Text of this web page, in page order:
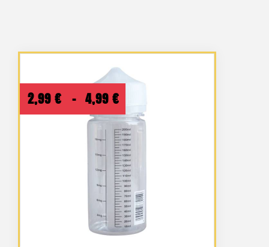
2,99 € – 4,99 €
de
prix :
2,99 €
à
4,99 €